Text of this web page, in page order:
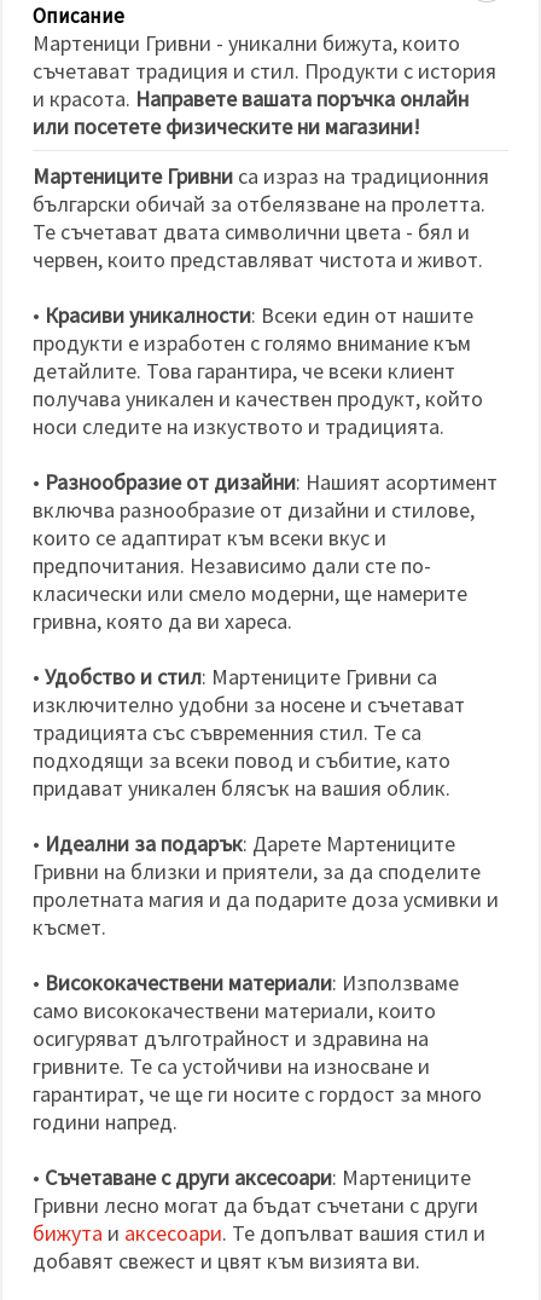
си в
"Настройки",
като
избереш
дадения
"бисквитки"
и кликнеш
бутона
"Запази"
Приеми
Настройки
на
бисквитките
Описание
Мартеници Гривни - уникални бижута, които
съчетават традиция и стил. Продукти с история
и красота. Направете вашата поръчка онлайн
или посетете физическите ни магазини!
Мартениците Гривни са израз на традиционния
български обичай за отбелязване на пролетта.
Те съчетават двата символични цвета - бял и
червен, които представляват чистота и живот.
• Красиви уникалности: Всеки един от нашите
продукти е изработен с голямо внимание към
детайлите. Това гарантира, че всеки клиент
получава уникален и качествен продукт, който
носи следите на изкуството и традицията.
• Разнообразие от дизайни: Нашият асортимент
включва разнообразие от дизайни и стилове,
които се адаптират към всеки вкус и
предпочитания. Независимо дали сте по-
класически или смело модерни, ще намерите
гривна, която да ви хареса.
• Удобство и стил: Мартениците Гривни са
изключително удобни за носене и съчетават
традицията със съвременния стил. Те са
подходящи за всеки повод и събитие, като
придават уникален блясък на вашия облик.
• Идеални за подарък: Дарете Мартениците
Гривни на близки и приятели, за да споделите
пролетната магия и да подарите доза усмивки и
късмет.
• Висококачествени материали: Използваме
само висококачествени материали, които
осигуряват дълготрайност и здравина на
гривните. Те са устойчиви на износване и
гарантират, че ще ги носите с гордост за много
години напред.
• Съчетаване с други аксесоари: Мартениците
Гривни лесно могат да бъдат съчетани с други
бижута и аксесоари. Те допълват вашия стил и
добавят свежест и цвят към визията ви.